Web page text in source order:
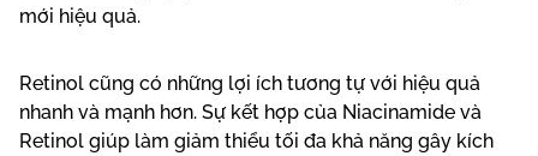
mới hiệu quả.
Retinol cũng có những lợi ích tương tự với hiệu quả
nhanh và mạnh hơn. Sự kết hợp của Niacinamide và
Retinol giúp làm giảm thiểu tối đa khả năng gây kích